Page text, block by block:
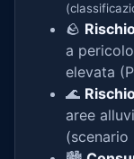
🪨
a
elevata
🌊
aree
(scenario